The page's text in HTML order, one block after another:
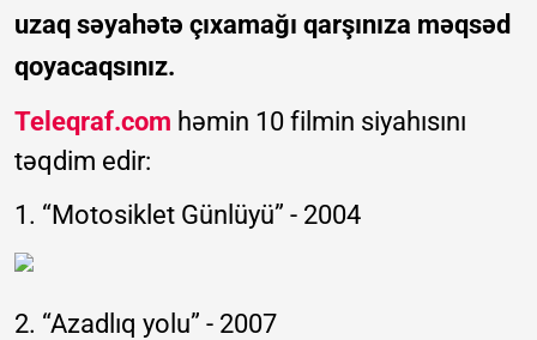
uzaq səyahətə çıxamağı qarşınıza məqsəd
qoyacaqsınız.
Teleqraf.com həmin 10 filmin siyahısını
təqdim edir:
1. “Motosiklet Günlüyü” - 2004
2. “Azadlıq yolu” - 2007